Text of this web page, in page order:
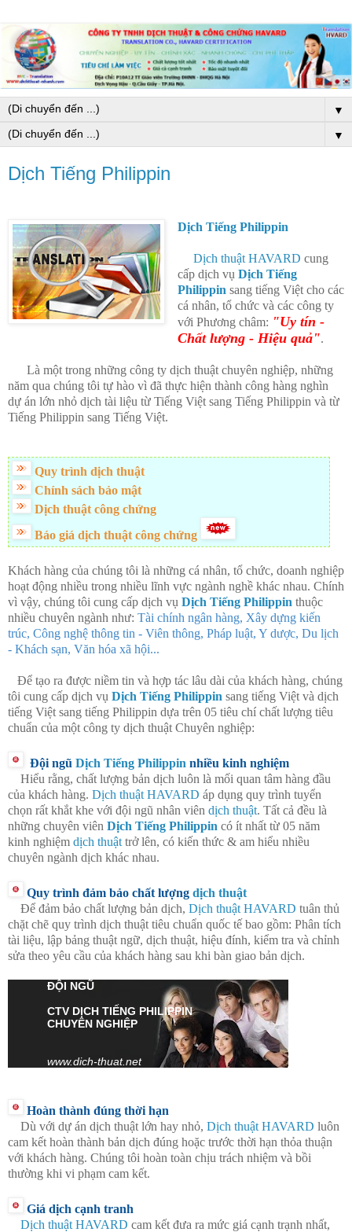
▼
▼
Dịch Tiếng Philippin
Dịch Tiếng Philippin
Dịch thuật HAVARD cung
cấp dịch vụ Dịch Tiếng
Philippin sang tiếng Việt cho các
cá nhân, tổ chức và các công ty
với Phương châm: "Uy tín -
Chất lượng - Hiệu quả".
Là một trong những công ty dịch thuật chuyên nghiệp, những
năm qua chúng tôi tự hào vì đã thực hiện thành công hàng nghìn
dự án lớn nhỏ dịch tài liệu từ Tiếng Việt sang Tiếng Philippin và từ
Tiếng Philippin sang Tiếng Việt.
Quy trình dịch thuật
Chính sách bảo mật
Dịch thuật công chứng
Báo giá dịch thuật công chứng
Khách hàng của chúng tôi là những cá nhân, tổ chức, doanh nghiệp
hoạt động nhiều trong nhiều lĩnh vực ngành nghề khác nhau. Chính
vì vậy, chúng tôi cung cấp dịch vụ Dịch Tiếng Philippin thuộc
nhiều chuyên ngành như: Tài chính ngân hàng, Xây dựng kiến
trúc, Công nghệ thông tin - Viên thông, Pháp luật, Y dược, Du lịch
- Khách sạn, Văn hóa xã hội...
Để tạo ra được niềm tin và hợp tác lâu dài của khách hàng, chúng
tôi cung cấp dịch vụ Dịch Tiếng Philippin sang tiếng Việt và dịch
tiếng Việt sang tiếng Philippin dựa trên 05 tiêu chí chất lượng tiêu
chuẩn của một công ty dịch thuật Chuyên nghiệp:
Đội ngũ Dịch Tiếng Philippin nhiều kinh nghiệm
Hiểu rằng, chất lượng bản dịch luôn là mối quan tâm hàng đầu
của khách hàng. Dịch thuật HAVARD áp dụng quy trình tuyển
chọn rất khắt khe với đội ngũ nhân viên dịch thuật. Tất cả đều là
những chuyên viên Dịch Tiếng Philippin có ít nhất từ 05 năm
kinh nghiệm dịch thuật trở lên, có kiến thức & am hiểu nhiều
chuyên ngành dịch khác nhau.
Quy trình đảm bảo chất lượng dịch thuật
Để đảm bảo chất lượng bản dịch, Dịch thuật HAVARD tuân thủ
chặt chẽ quy trình dịch thuật tiêu chuẩn quốc tế bao gồm: Phân tích
tài liệu, lập bảng thuật ngữ, dịch thuật, hiệu đính, kiểm tra và chỉnh
sửa theo yêu cầu của khách hàng sau khi bàn giao bản dịch.
ĐỘI NGŨ
CTV DỊCH TIẾNG PHILIPPIN
CHUYÊN NGHIỆP
www.dich-thuat.net
Hoàn thành đúng thời hạn
Dù với dự án dịch thuật lớn hay nhỏ, Dịch thuật HAVARD luôn
cam kết hoàn thành bản dịch đúng hoặc trước thời hạn thỏa thuận
với khách hàng. Chúng tôi hoàn toàn chịu trách nhiệm và bồi
thường khi vi phạm cam kết.
Giá dịch cạnh tranh
Dịch thuật HAVARD cam kết đưa ra mức giá cạnh trạnh nhất,